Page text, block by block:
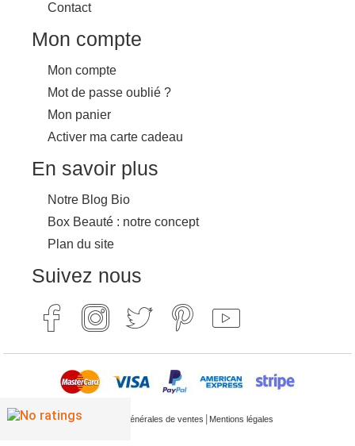
Contact
Mon compte
Mon compte
Mot de passe oublié ?
Mon panier
Activer ma carte cadeau
En savoir plus
Notre Blog Bio
Box Beauté : notre concept
Plan du site
Suivez nous
Conditions générales de ventes Mentions légales